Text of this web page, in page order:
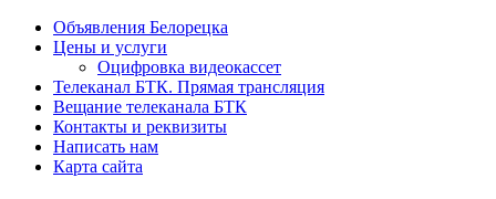
Объявления Белорецка
Цены и услуги
Оцифровка видеокассет
Телеканал БТК. Прямая трансляция
Вещание телеканала БТК
Контакты и реквизиты
Написать нам
Карта сайта